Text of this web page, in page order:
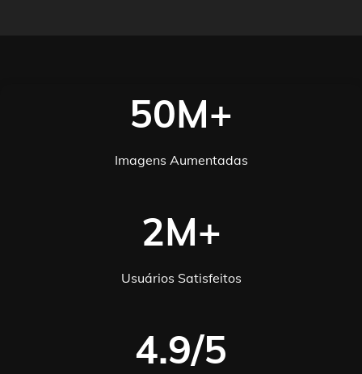
50M+
Imagens Aumentadas
2M+
Usuários Satisfeitos
4.9/5